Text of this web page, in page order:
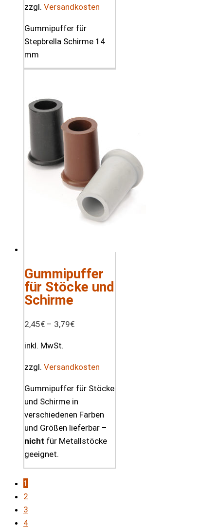
zzgl. Versandkosten
Gummipuffer für
Stepbrella Schirme 14
mm
Gummipuffer
für Stöcke und
Schirme
2,45€ – 3,79€
inkl. MwSt.
zzgl. Versandkosten
Gummipuffer für Stöcke
und Schirme in
verschiedenen Farben
und Größen lieferbar –
nicht für Metallstöcke
geeignet.
1
2
3
4